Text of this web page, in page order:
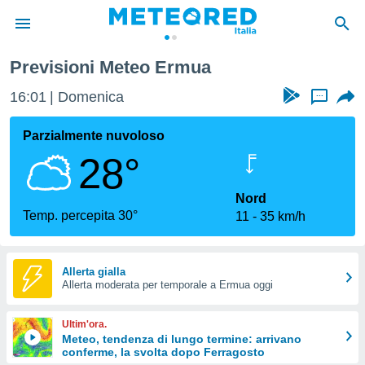
di
per
le
di
Web
le
Previsioni Meteo Ermua
16:01 Domenica ...
Parzialmente nuvoloso
28°
Temp. percepita 30°
Nord
11
35 km/h
Allerta gialla
Allerta moderata per temporale a Ermua oggi
Ultim'ora.
Meteo, tendenza di lungo termine: arrivano
conferme, la svolta dopo Ferragosto